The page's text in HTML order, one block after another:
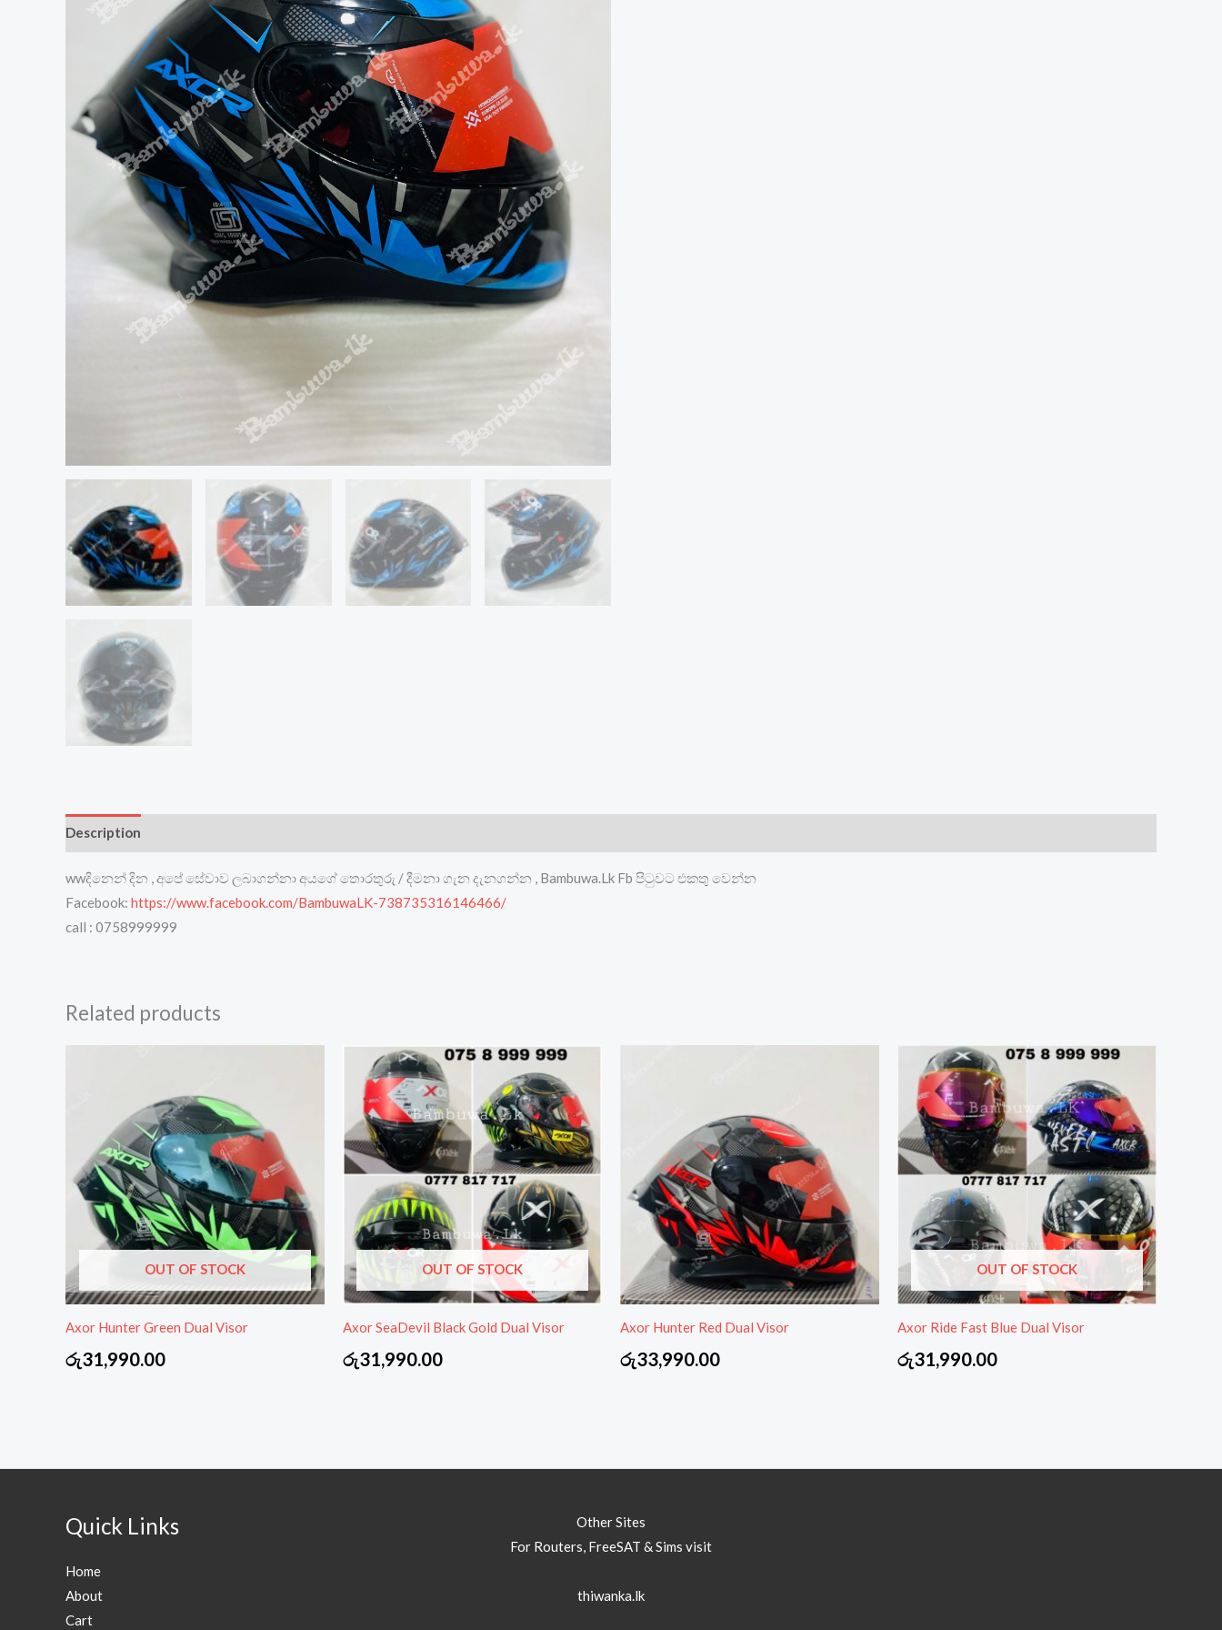
Description
wwදිනෙන් දින , අපේ සේවාව ලබාගන්නා අයගේ තොරතුරු / දීමනා ගැන දැනගන්න , Bambuwa.Lk Fb පිටුවට එකතු වෙන්න
Facebook: https://www.facebook.com/BambuwaLK-738735316146466/
call : 0758999999
Related products
OUT OF STOCK
Axor Hunter Green Dual Visor
රු31,990.00
OUT OF STOCK
Axor SeaDevil Black Gold Dual Visor
රු31,990.00
Axor Hunter Red Dual Visor
රු33,990.00
OUT OF STOCK
Axor Ride Fast Blue Dual Visor
රු31,990.00
Quick Links
Home
About
Cart
Other Sites
For Routers, FreeSAT & Sims visit
thiwanka.lk